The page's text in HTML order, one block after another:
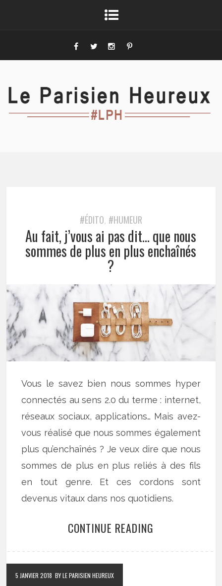
#ÉDITO, #HUMEUR
Au fait, j’vous ai pas dit… que nous
sommes de plus en plus enchaînés
?
Vous le savez bien nous sommes hyper
connectés au sens 2.0 du terme : internet,
réseaux sociaux, applications… Mais avez-
vous réalisé que nous sommes également
plus qu’enchaînés ? Je veux dire que nous
sommes de plus en plus reliés à des fils
en tout genre. Et ces cordons sont
devenus vitaux dans nos quotidiens.
CONTINUE READING
5 JANVIER 2018 BY LE PARISIEN HEUREUX